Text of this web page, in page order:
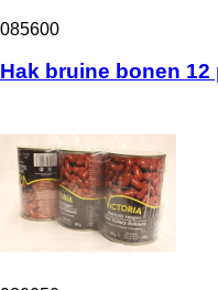
085600
Hak bruine bonen 12